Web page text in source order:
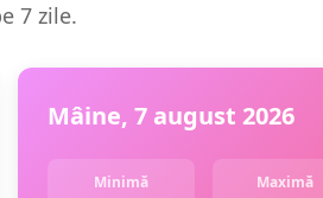
7 zile.
Mâine, 7 august 2026
Minimă Maximă